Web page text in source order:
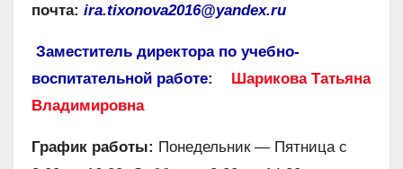
почта: ira.tixonova2016@yandex.ru
Заместитель директора по учебно-
воспитательной работе:
Шарикова Татьяна
Владимировна
График работы: Понедельник — Пятница с